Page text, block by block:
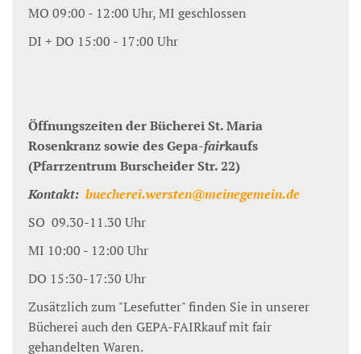
MO 09:00 - 12:00 Uhr, MI geschlossen
DI + DO 15:00 - 17:00 Uhr
Öffnungszeiten der Bücherei St. Maria
Rosenkranz sowie des Gepa-fairkaufs
(Pfarrzentrum Burscheider Str. 22)
Kontakt: buecherei.wersten@meinegemein.de
SO 09.30-11.30 Uhr
MI 10:00 - 12:00 Uhr
DO 15:30-17:30 Uhr
Zusätzlich zum "Lesefutter" finden Sie in unserer
Bücherei auch den GEPA-FAIRkauf mit fair
gehandelten Waren.